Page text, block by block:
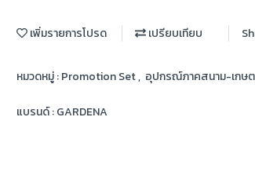
เพิ่มรายการโปรด เปรียบเทียบ
หมวดหมู่ :Promotion Set, อุปกรณ์ภาคสนาม-เกษ
แบรนด์ :GARDENA